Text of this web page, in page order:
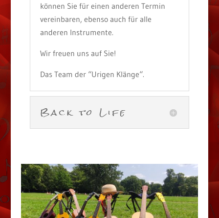
können Sie für einen anderen Termin
vereinbaren, ebenso auch für alle
anderen Instrumente.
Wir freuen uns auf Sie!
Das Team der “Urigen Klänge“.
Back to Life